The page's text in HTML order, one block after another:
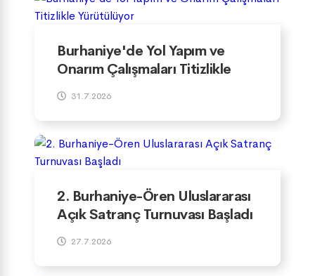
Burhaniye'de Yol Yapım ve
Onarım Çalışmaları Titizlikle
Yürütülüyor
31.7.2026
2. Burhaniye-Ören Uluslararası
Açık Satranç Turnuvası Başladı
27.7.2026